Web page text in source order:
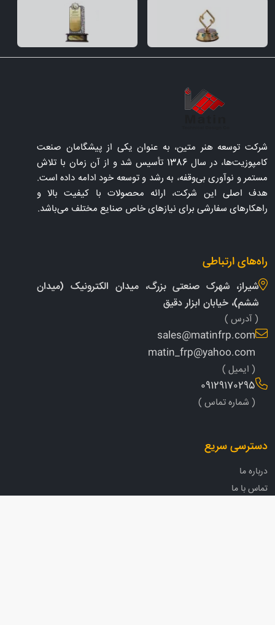
شرکت توسعه هنر متین، به عنوان یکی از پیشگامان صنعت
کامپوزیت‌ها، در سال 1386 تأسیس شد و از آن زمان با تلاش
مستمر و نوآوری بی‌وقفه، به رشد و توسعه خود ادامه داده است.
هدف اصلی این شرکت، ارائه محصولات با کیفیت بالا و
راهکارهای سفارشی برای نیازهای خاص صنایع مختلف می‌باشد.
راه‌های ارتباطی
شیراز، شهرک صنعتی بزرگ، میدان الکترونیک (میدان
ششم)، خیابان ابزار دقیق
( آدرس )
sales@matinfrp.com
matin_frp@yahoo.com
( ایمیل )
09129170295
( شماره تماس )
دسترسی سریع
درباره ما
تماس با ما